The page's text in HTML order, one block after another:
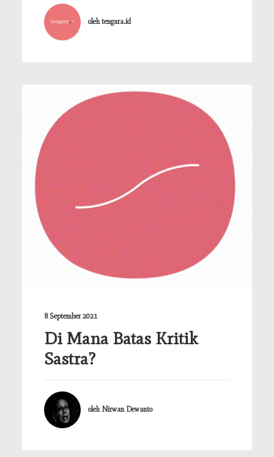
oleh tengara.id
8 September 2021
Di Mana Batas Kritik
Sastra?
oleh Nirwan Dewanto